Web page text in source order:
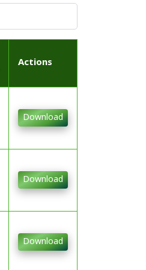
Actions
Download
Download
Download